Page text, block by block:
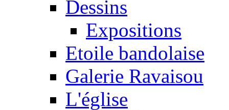
Dessins
Expositions
Etoile bandolaise
Galerie Ravaisou
L'église